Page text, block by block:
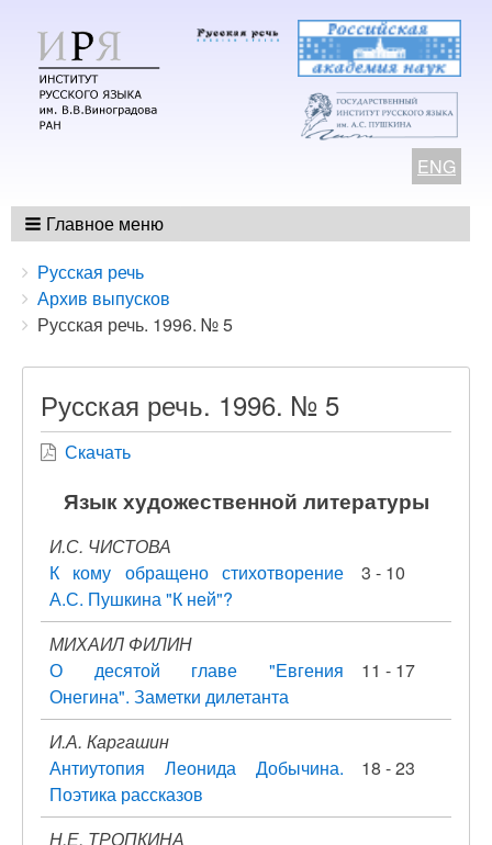
ENG
Главное меню
Breadcrumbs
You
are
here:
Русская речь
Архив выпусков
Русская речь. 1996. № 5
Русская речь. 1996. № 5
Скачать
Язык художественной литературы
И.С. ЧИСТОВА
К кому обращено стихотворение
А.С. Пушкина "К ней"?
3 - 10
МИХАИЛ ФИЛИН
О десятой главе "Евгения
Онегина". Заметки дилетанта
11 - 17
И.А. Каргашин
Антиутопия Леонида Добычина.
Поэтика рассказов
18 - 23
Н.Е. ТРОПКИНА